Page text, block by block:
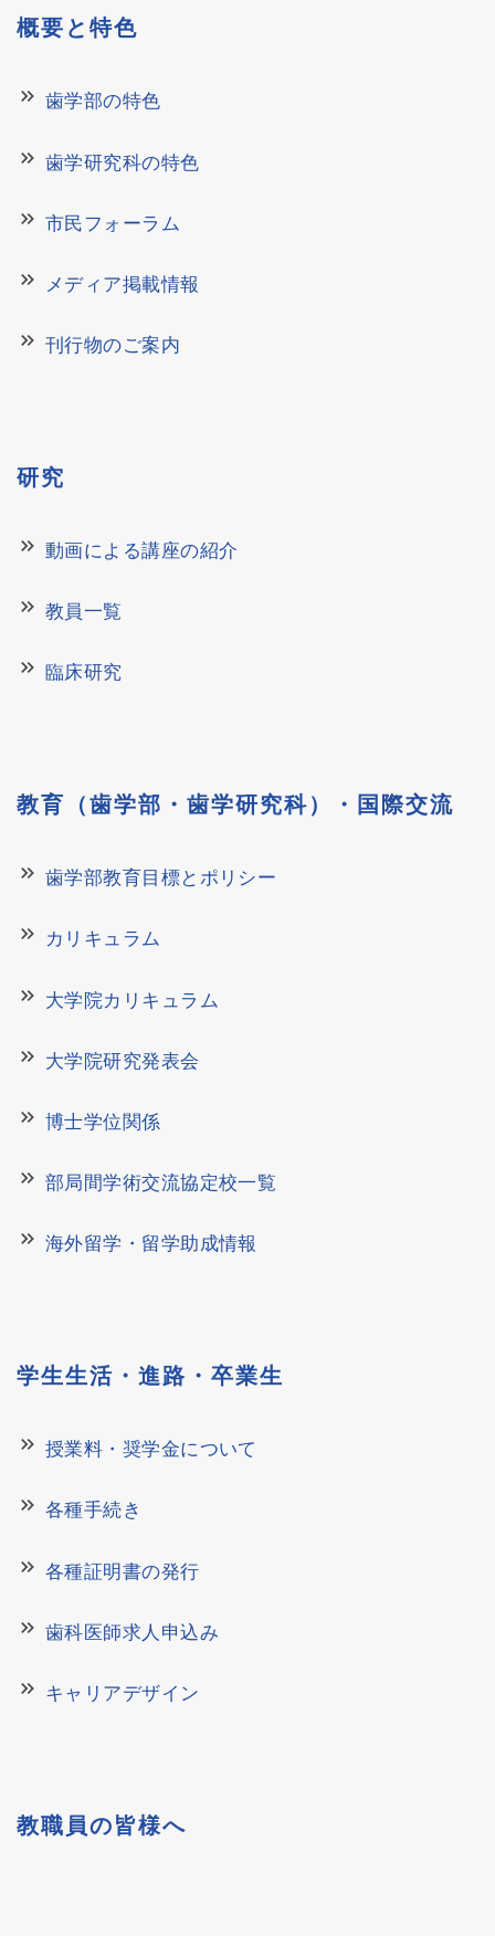
概要と特色
keyboard_double_arrow_right 歯学部の特色
keyboard_double_arrow_right 歯学研究科の特色
keyboard_double_arrow_right 市民フォーラム
keyboard_double_arrow_right メディア掲載情報
keyboard_double_arrow_right 刊行物のご案内
研究
keyboard_double_arrow_right 動画による講座の紹介
keyboard_double_arrow_right 教員一覧
keyboard_double_arrow_right 臨床研究
教育（歯学部・歯学研究科）・国際交流
keyboard_double_arrow_right 歯学部教育目標とポリシー
keyboard_double_arrow_right カリキュラム
keyboard_double_arrow_right 大学院カリキュラム
keyboard_double_arrow_right 大学院研究発表会
keyboard_double_arrow_right 博士学位関係
keyboard_double_arrow_right 部局間学術交流協定校一覧
keyboard_double_arrow_right 海外留学・留学助成情報
学生生活・進路・卒業生
keyboard_double_arrow_right 授業料・奨学金について
keyboard_double_arrow_right 各種手続き
keyboard_double_arrow_right 各種証明書の発行
keyboard_double_arrow_right 歯科医師求人申込み
keyboard_double_arrow_right キャリアデザイン
教職員の皆様へ